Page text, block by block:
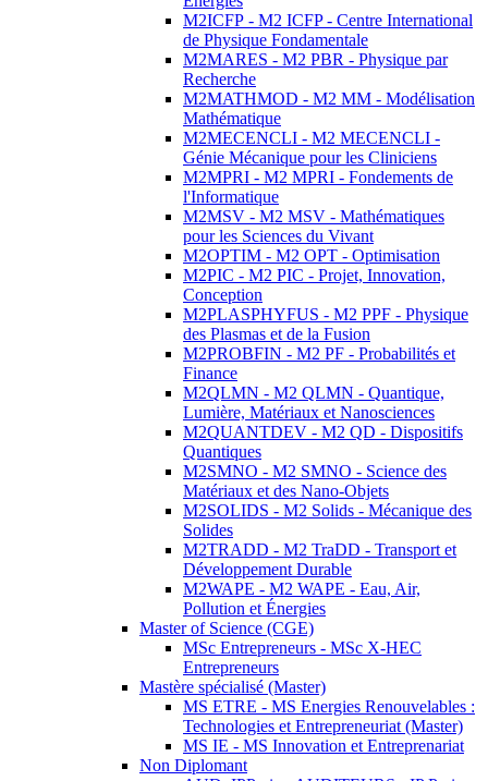
M2ICFP - M2 ICFP - Centre International
de Physique Fondamentale
M2MARES - M2 PBR - Physique par
Recherche
M2MATHMOD - M2 MM - Modélisation
Mathématique
M2MECENCLI - M2 MECENCLI -
Génie Mécanique pour les Cliniciens
M2MPRI - M2 MPRI - Fondements de
l'Informatique
M2MSV - M2 MSV - Mathématiques
pour les Sciences du Vivant
M2OPTIM - M2 OPT - Optimisation
M2PIC - M2 PIC - Projet, Innovation,
Conception
M2PLASPHYFUS - M2 PPF - Physique
des Plasmas et de la Fusion
M2PROBFIN - M2 PF - Probabilités et
Finance
M2QLMN - M2 QLMN - Quantique,
Lumière, Matériaux et Nanosciences
M2QUANTDEV - M2 QD - Dispositifs
Quantiques
M2SMNO - M2 SMNO - Science des
Matériaux et des Nano-Objets
M2SOLIDS - M2 Solids - Mécanique des
Solides
M2TRADD - M2 TraDD - Transport et
Développement Durable
M2WAPE - M2 WAPE - Eau, Air,
Pollution et Énergies
Master of Science (CGE)
MSc Entrepreneurs - MSc X-HEC
Entrepreneurs
Mastère spécialisé (Master)
MS ETRE - MS Energies Renouvelables :
Technologies et Entrepreneuriat (Master)
MS IE - MS Innovation et Entreprenariat
Non Diplomant